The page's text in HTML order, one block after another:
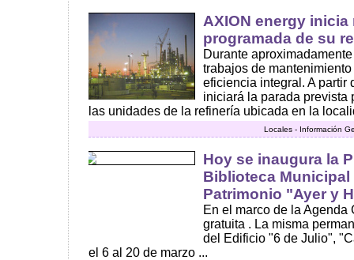
AXION energy
programada de su
Durante
trabajos de
eficiencia integral. A partir
iniciará la parada prevista
las unidades de la refinería ubicada en la
Locales - Información
Hoy se inaugura la
Biblioteca
Patrimonio "Ayer y
En el marco de la Agenda
gratuita . La misma
del Edificio "6 de Julio",
el 6 al 20 de marzo ...